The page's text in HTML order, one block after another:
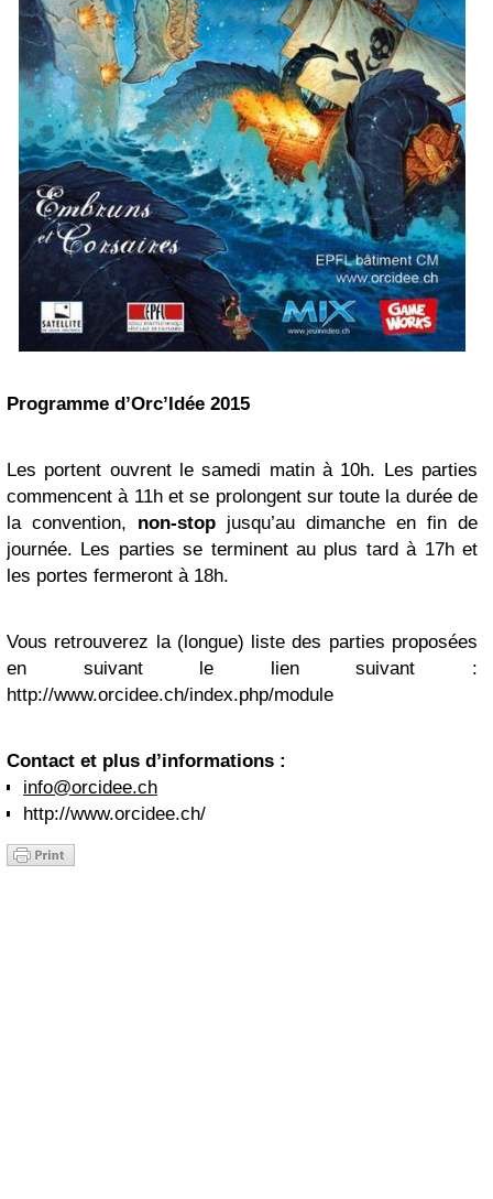
Programme d’Orc’Idée 2015
Les portent ouvrent le samedi matin à 10h. Les parties
commencent à 11h et se prolongent sur toute la durée de
la convention, non-stop jusqu’au dimanche en fin de
journée. Les parties se terminent au plus tard à 17h et
les portes fermeront à 18h.
Vous retrouverez la (longue) liste des parties proposées
en suivant le lien suivant :
http://www.orcidee.ch/index.php/module
Contact et plus d’informations :
info@orcidee.ch
http://www.orcidee.ch/